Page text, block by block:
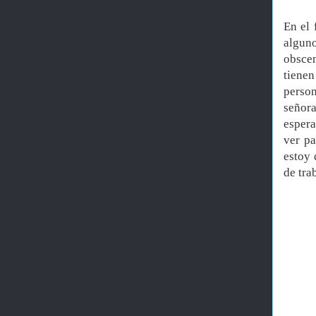
En el
ver
estoy
de